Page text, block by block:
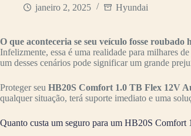
janeiro 2, 2025 Hyundai
O que aconteceria se seu veículo fosse roubado
Infelizmente, essa é uma realidade para milhares
um desses cenários pode significar um grande
Proteger seu HB20S Comfort 1.0 TB Flex 12V
qualquer situação, terá suporte imediato e uma
Quanto custa um seguro para um HB20S